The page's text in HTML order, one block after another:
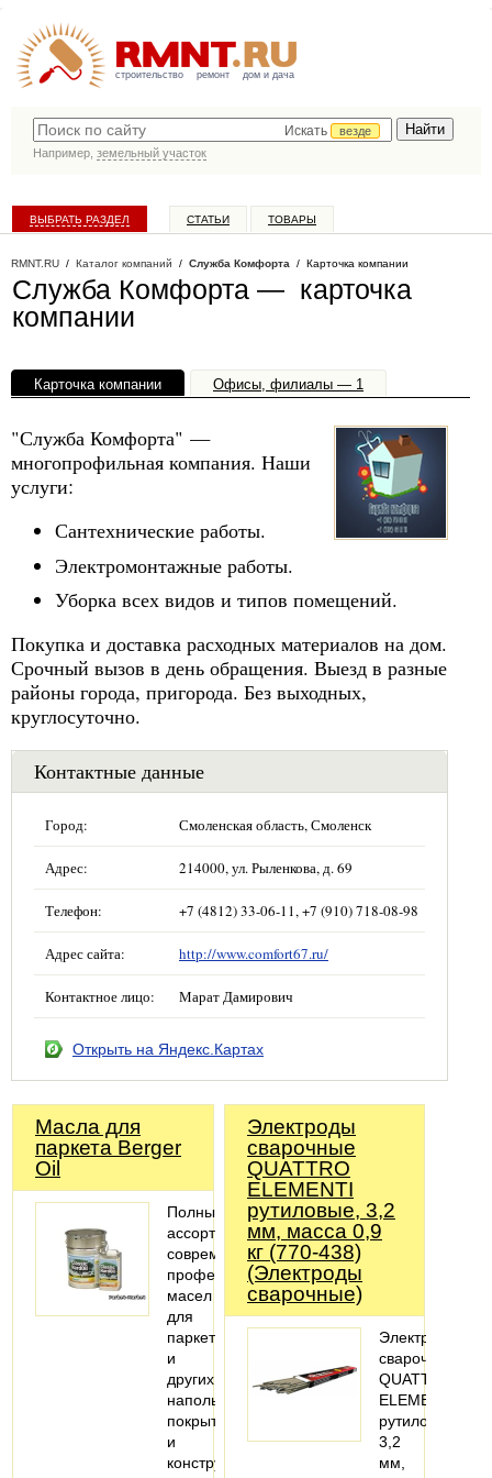
строительство ремонт дом и дача
Искать
везде
Например, земельный участок
ВЫБРАТЬ РАЗДЕЛ СТАТЬИ ТОВАРЫ
RMNT.RU / Каталог компаний / Служба Комфорта / Карточка компании
Служба Комфорта — карточка
компании
Карточка компании Офисы, филиалы — 1
"Служба Комфорта" —
многопрофильная компания. Наши
услуги:
Сантехнические работы.
Электромонтажные работы.
Уборка всех видов и типов помещений.
Покупка и доставка расходных материалов на дом.
Срочный вызов в день обращения. Выезд в разные
районы города, пригорода. Без выходных,
круглосуточно.
Контактные данные
Город: Смоленская область, Смоленск
Адрес: 214000, ул. Рыленкова, д. 69
Телефон: +7 (4812) 33-06-11, +7 (910) 718-08-98
Адрес сайта: http://www.comfort67.ru/
Контактное лицо: Марат Дамирович
Открыть на Яндекс.Картах
Масла для
паркета Berger
Oil
Полный
ассортимент
современных
профессиональных
масел
для
паркета
и
других
напольных
покрытий
и
конструкций
Электроды
сварочные
QUATTRO
ELEMENTI
рутиловые, 3,2
мм, масса 0,9
кг (770-438)
(Электроды
сварочные)
Электроды
сварочные
QUATTRO
ELEMENTI
рутиловые,
3,2
мм,